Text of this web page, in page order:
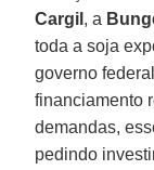
Cargil , a
toda a soja
governo
financiamento
demandas,
pedindo